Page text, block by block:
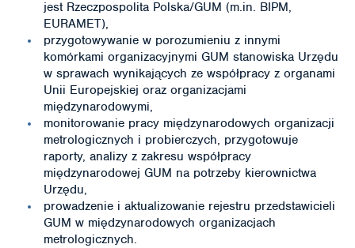
jest Rzeczpospolita Polska/GUM (m.in. BIPM,
EURAMET),
przygotowywanie w porozumieniu z innymi
komórkami organizacyjnymi GUM stanowiska Urzędu
w sprawach wynikających ze współpracy z organami
Unii Europejskiej oraz organizacjami
międzynarodowymi,
monitorowanie pracy międzynarodowych organizacji
metrologicznych i probierczych, przygotowuje
raporty, analizy z zakresu współpracy
międzynarodowej GUM na potrzeby kierownictwa
Urzędu,
prowadzenie i aktualizowanie rejestru przedstawicieli
GUM w międzynarodowych organizacjach
metrologicznych.